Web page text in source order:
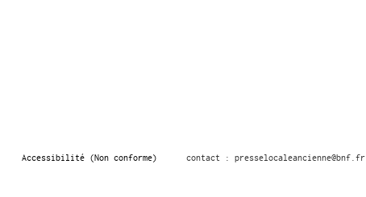
Accessibilité (Non conforme) contact : presselocaleancienne@bnf.fr